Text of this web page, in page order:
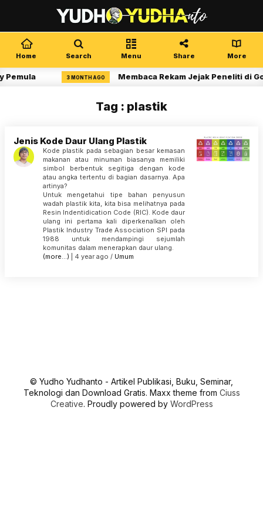
Home Search Menu Share More
Pemula 3 MONTH AGO Membaca Rekam Jejak Peneliti di
Tag : plastik
Jenis Kode Daur Ulang Plastik
Kode plastik pada sebagian besar kemasan
makanan atau minuman biasanya memiliki
simbol berbentuk segitiga dengan kode
atau angka tertentu di bagian dasarnya. Apa
artinya?
Untuk mengetahui tipe bahan penyusun
wadah plastik kita, kita bisa melihatnya pada
Resin Indentidication Code (RIC). Kode daur
ulang ini pertama kali diperkenalkan oleh
Plastik Industry Trade Association SPI pada
1988 untuk mendampingi sejumlah
komunitas dalam menerapkan daur ulang.
(more…) | 4 year ago / Umum
© Yudho Yudhanto - Artikel Publikasi, Buku, Seminar,
Teknologi dan Download Gratis. Maxx theme from Ciuss
Creative. Proudly powered by WordPress